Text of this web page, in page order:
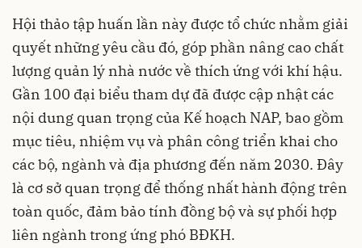
Hội thảo tập huấn lần này được tổ chức nhằm giải
quyết những yêu cầu đó, góp phần nâng cao chất
lượng quản lý nhà nước về thích ứng với khí hậu.
Gần 100 đại biểu tham dự đã được cập nhật các
nội dung quan trọng của Kế hoạch NAP, bao gồm
mục tiêu, nhiệm vụ và phân công triển khai cho
các bộ, ngành và địa phương đến năm 2030. Đây
là cơ sở quan trọng để thống nhất hành động trên
toàn quốc, đảm bảo tính đồng bộ và sự phối hợp
liên ngành trong ứng phó BĐKH.